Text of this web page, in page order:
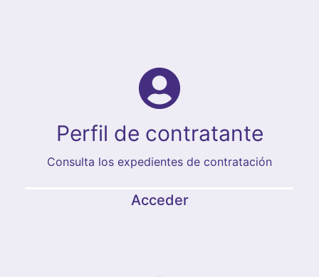
Perfil de contratante
Consulta los expedientes de contratación
Acceder